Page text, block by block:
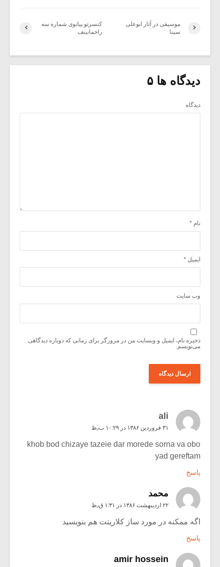
کنسرتو پیانوی شماره سه
راخمانینف
موسیقی در آثار ابوعلی
سینا
دیدگاه ها ۵
دیدگاه
نام *
ایمیل *
وب‌ سایت
ذخیره نام، ایمیل و وبسایت من در مرورگر برای زمانی که دوباره دیدگاهی
می‌نویسم.
ali
۳۱ فروردین ۱۳۸۶ در ۱۰:۲۹ ب٫ظ
khob bod chizaye tazeie dar morede sorna va obo
yad gereftam
پاسخ
محمد
۲۲ اردیبهشت ۱۳۸۶ در ۱:۳۱ ق٫ظ
اگه ممکنه در مورد ساز کلارینت هم بنویسید
پاسخ
amir hossein